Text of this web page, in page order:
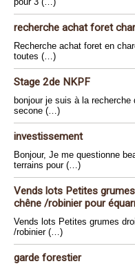
recherche achat foret
Recherche achat foret en
toutes (…)
Stage 2de NKPF
bonjour je suis à la
secone (…)
investissement
Bonjour, Je me questionne
terrains pour (…)
Vends lots Petites
chêne /robinier pour
Vends lots Petites grumes
/robinier (…)
garde forestier